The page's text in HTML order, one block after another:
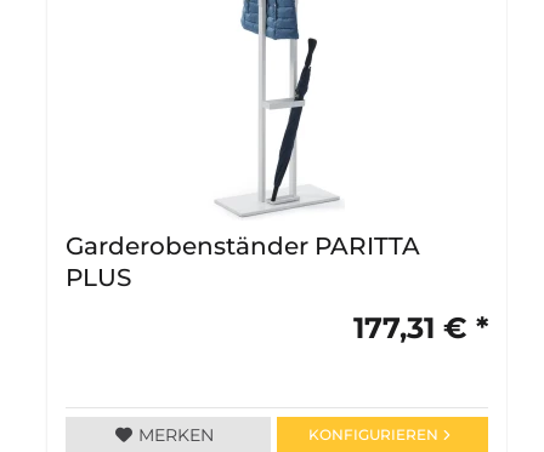
Garderobenständer PARITTA
PLUS
177,31 € *
MERKEN KONFIGURIEREN